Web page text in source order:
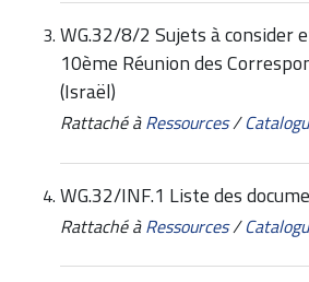
WG.32/8/2 Sujets à consider
10ème Réunion des
(Israël)
Rattaché à Ressources/
WG.32/INF.1 Liste des
Rattaché à Ressources/